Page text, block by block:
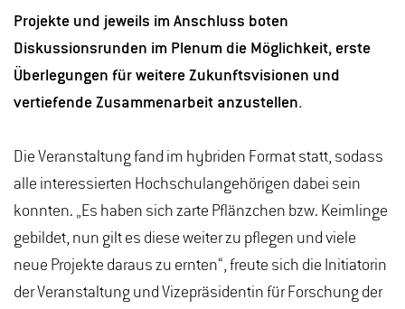
Projekte und jeweils im Anschluss boten
Diskussionsrunden im Plenum die Möglichkeit, erste
Überlegungen für weitere Zukunftsvisionen und
vertiefende Zusammenarbeit anzustellen.
Die Veranstaltung fand im hybriden Format statt, sodass
alle interessierten Hochschulangehörigen dabei sein
konnten. „Es haben sich zarte Pflänzchen bzw. Keimlinge
gebildet, nun gilt es diese weiter zu pflegen und viele
neue Projekte daraus zu ernten“, freute sich die Initiatorin
der Veranstaltung und Vizepräsidentin für Forschung der